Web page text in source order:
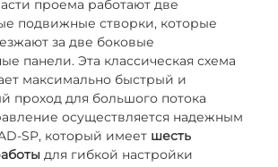
проема работают две
подвижные створки, которые
за две боковые
панели. Эта классическая схема
максимально быстрый и
проход для большого потока
осуществляется надежным
SP, который имеет шесть
для гибкой настройки